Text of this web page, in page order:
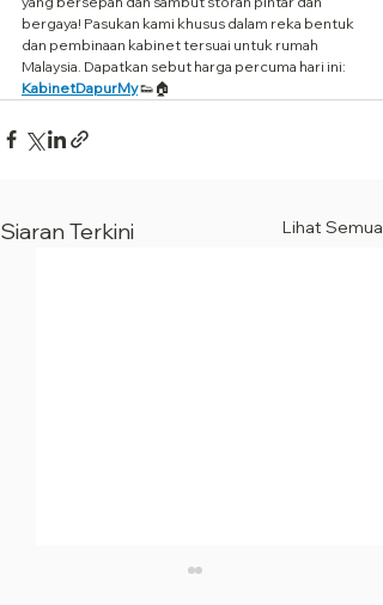
bergaya! Pasukan kami khusus dalam reka bentuk
dan pembinaan kabinet tersuai untuk rumah
Malaysia. Dapatkan sebut harga percuma hari ini:
KabinetDapurMy 👟🏠
Siaran Terkini Lihat Semua